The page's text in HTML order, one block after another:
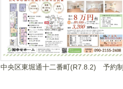
中央区東堀通十二番町(R7.8.2) 予約制